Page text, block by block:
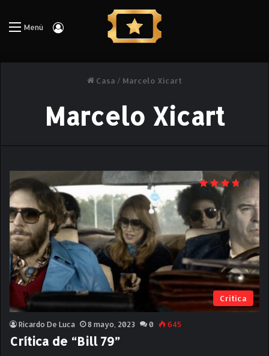
Menú Iniciar Sesión
Casa / Marcelo Xicart
Marcelo Xicart
Critica
Ricardo De Luca 8 mayo, 2023 0 645
Crítica de “Bill 79”